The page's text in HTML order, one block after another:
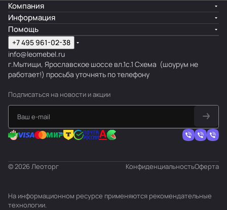
Компания
Информация
Помощь
+7 495 961-02-38
info@leomebel.ru
г.Мытищи, Ярославское шоссе вл.1с.1 Схема (шоурум не
работает!) просьба уточнять по телефону
Подписаться на новости и акции
© 2026 Леоторг КонфиденциальностьОферта
На информационном ресурсе применяются рекомендательные
технологии.